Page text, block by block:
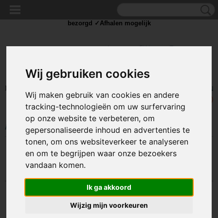
Wij gebruiken cookies
Wij maken gebruik van cookies en andere
tracking-technologieën om uw surfervaring
op onze website te verbeteren, om
gepersonaliseerde inhoud en advertenties te
tonen, om ons websiteverkeer te analyseren
en om te begrijpen waar onze bezoekers
vandaan komen.
Ik ga akkoord
Wijzig mijn voorkeuren
Inloggen
UW WINKELWAGEN
Geen producten
(0)
Home >IJZERWAREN>SCHAKELKETTINGEN
Sorteer op:
bezorgd ✓Afhalen mogelijk